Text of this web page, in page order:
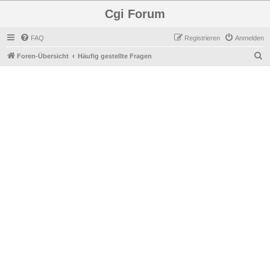
Cgi Forum
FAQ Anmelden
Registrieren
Foren-Übersicht Häufig gestellte Fragen